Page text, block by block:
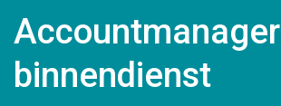
Accountmanager
binnendienst